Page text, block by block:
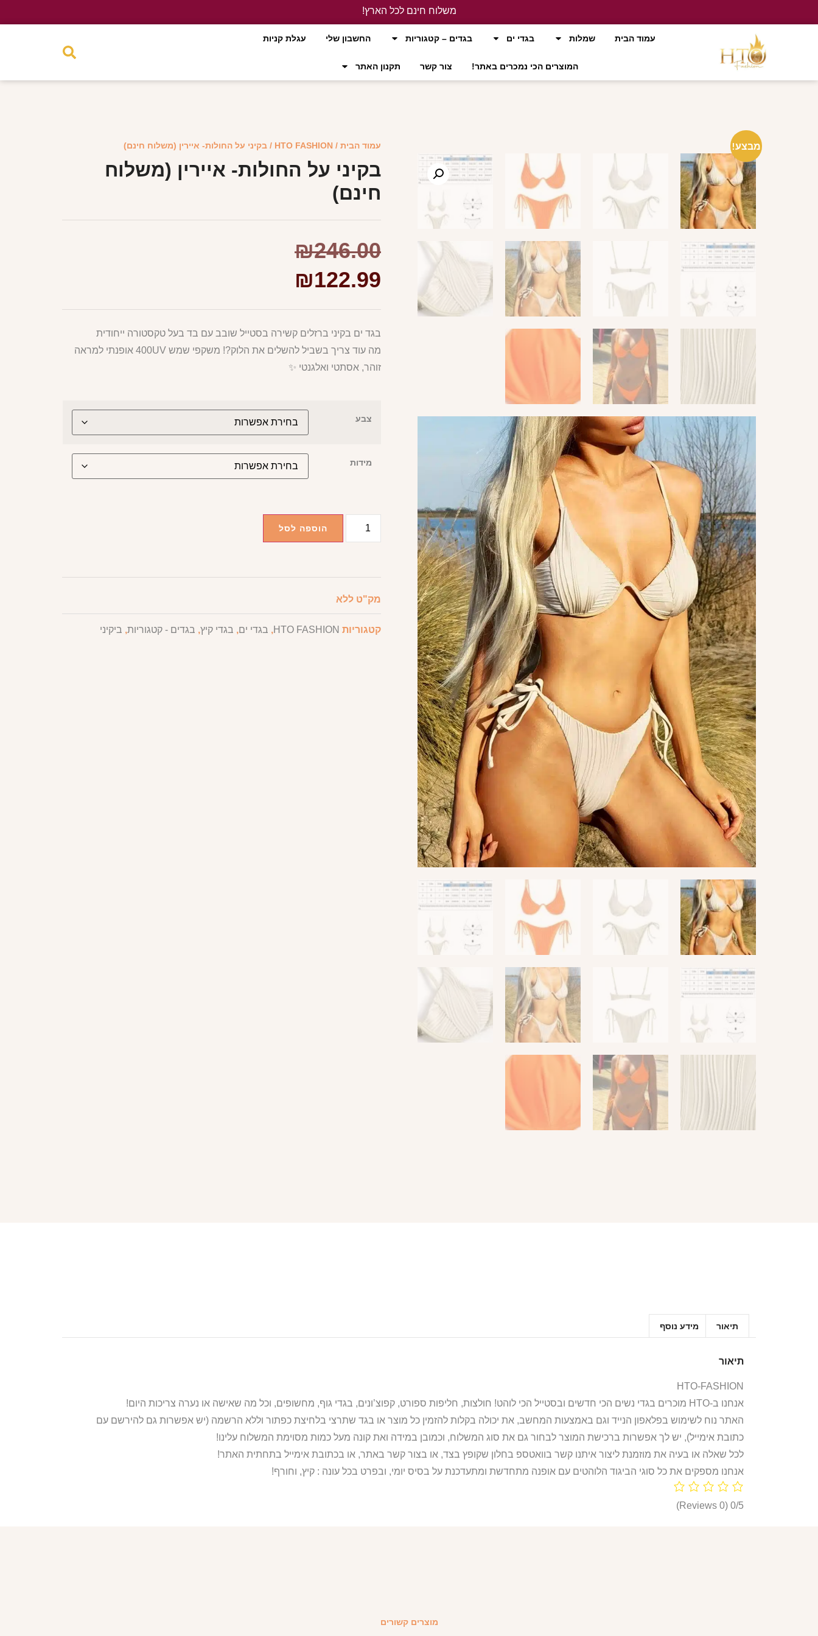
משלוח חינם לכל הארץ!
עמוד הבית
שמלות בגדי ים בגדים – קטגוריות החשבון שלי עגלת קניות
המוצרים הכי נמכרים באתר! צור קשר תקנון האתר
מבצע! עמוד הבית /
HTO FASHION / בקיני על החולות- איירין (משלוח חינם)
בקיני על החולות- איירין (משלוח
חינם)
₪246.00
₪122.99
בגד ים בקיני ברזלים קשירה בסטייל שובב עם בד בעל טקסטורה ייחודית
מה עוד צריך בשביל להשלים את הלוק?! משקפי שמש 400UV אופנתי
למראה
זוהר, אסתטי ואלגנטי ✨
צבע
מידות
הוספה לסל
מק"ט ללא
קטגוריות HTO FASHION
, בגדי ים, בגדי קיץ, בגדים - קטגוריות, ביקיני
תיאור מידע נוסף
תיאור
HTO-FASHION
אנחנו ב-HTO מוכרים בגדי נשים הכי חדשים ובסטייל הכי לוהט! חולצות, חליפות ספורט, קפוצ’ונים, בגדי גוף, מחשופים, וכל מה שאישה או נערה צריכות היום!
האתר נוח לשימוש בפלאפון הנייד וגם באמצעות המחשב, את יכולה בקלות להזמין כל מוצר או בגד שתרצי בלחיצת כפתור וללא הרשמה (יש אפשרות גם להירשם עם
כתובת אימייל), יש לך אפשרות ברכישת המוצר לבחור גם את סוג המשלוח, וכמובן במידה ואת קונה מעל כמות מסוימת המשלוח עלינו!
לכל שאלה או בעיה את מוזמנת ליצור איתנו קשר בוואטספ בחלון שקופץ בצד, או בצור קשר באתר, או בכתובת אימייל בתחתית האתר!
אנחנו מספקים את כל סוגי הביגוד הלוהטים עם אופנה מתחדשת ומתעדכנת על בסיס יומי, ובפרט בכל עונה : קיץ, וחורף!
0/5
(0 Reviews)
מוצרים קשורים